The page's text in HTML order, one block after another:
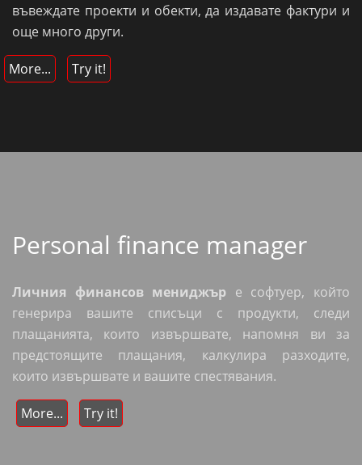
въвеждате проекти и обекти, да издавате фактури и
още много други.
More... Try it!
Personal finance manager
Личния финансов мениджър е софтуер, който
генерира вашите списъци с продукти, следи
плащанията, които извършвате, напомня ви за
предстоящите плащания, калкулира разходите,
които извършвате и вашите спестявания.
More... Try it!